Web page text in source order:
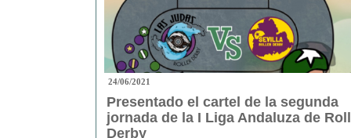
24/06/2021
Presentado el cartel de la segunda
jornada de la I Liga Andaluza de
Derby